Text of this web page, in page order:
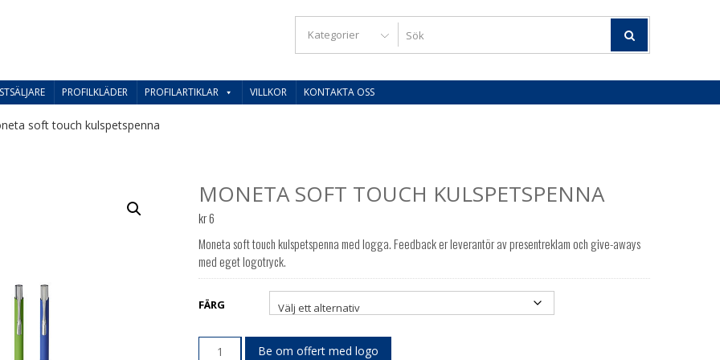
PROFILKLÄDER PROFILARTIKLAR VILLKOR KONTAKTA OSS
soft touch kulspetspenna
MONETA SOFT TOUCH KULSPETSPENNA
kr6
Moneta soft touch kulspetspenna med logga. Feedback er leverantör av presentreklam och give-aways
med eget logotryck.
FÄRG
Be om offert med logo